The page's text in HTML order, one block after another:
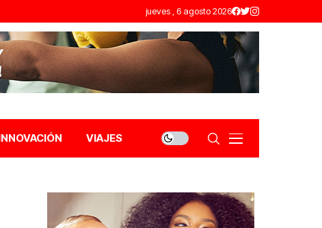
jueves , 6 agosto 2026
VIAJES